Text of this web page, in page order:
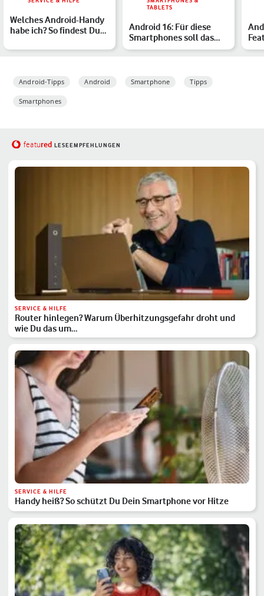
Welches Android-Handy
habe ich? So findest Du
TABLETS
Android 16: Für diese
Smartphones soll das
Update erscheinen
Android-Tipps Android Smartphone Tipps
Smartphones
featured LESEEMPFEHLUNGEN
SERVICE & HILFE
Router hinlegen? Warum Überhitzungsgefahr droht und
wie Du das um…
SERVICE & HILFE
Handy heiß? So schützt Du Dein Smartphone vor Hitze